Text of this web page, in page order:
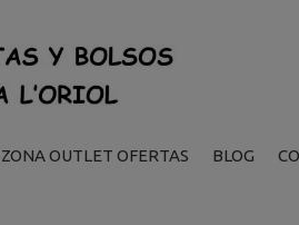
ZONA OUTLET OFERTAS BLOG